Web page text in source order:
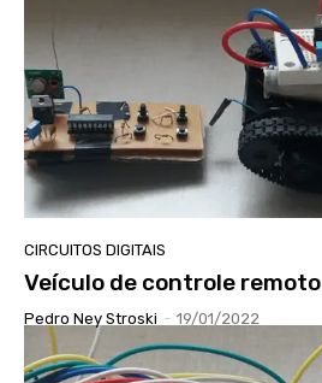
CIRCUITOS DIGITAIS
Veículo de controle remoto
Pedro Ney Stroski - 19/01/2022